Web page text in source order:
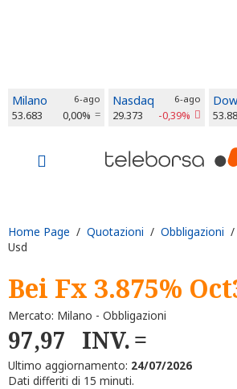
Milano 6-ago
53.683 0,00%
Nasdaq 6-ago
29.373 -0,39%
Home Page / Quotazioni / Obbligazioni /
Usd
Bei Fx 3.875%
Mercato: Milano - Obbligazioni
97,97 INV.
Ultimo aggiornamento: 24/07/2026
Dati differiti di 15 minuti.